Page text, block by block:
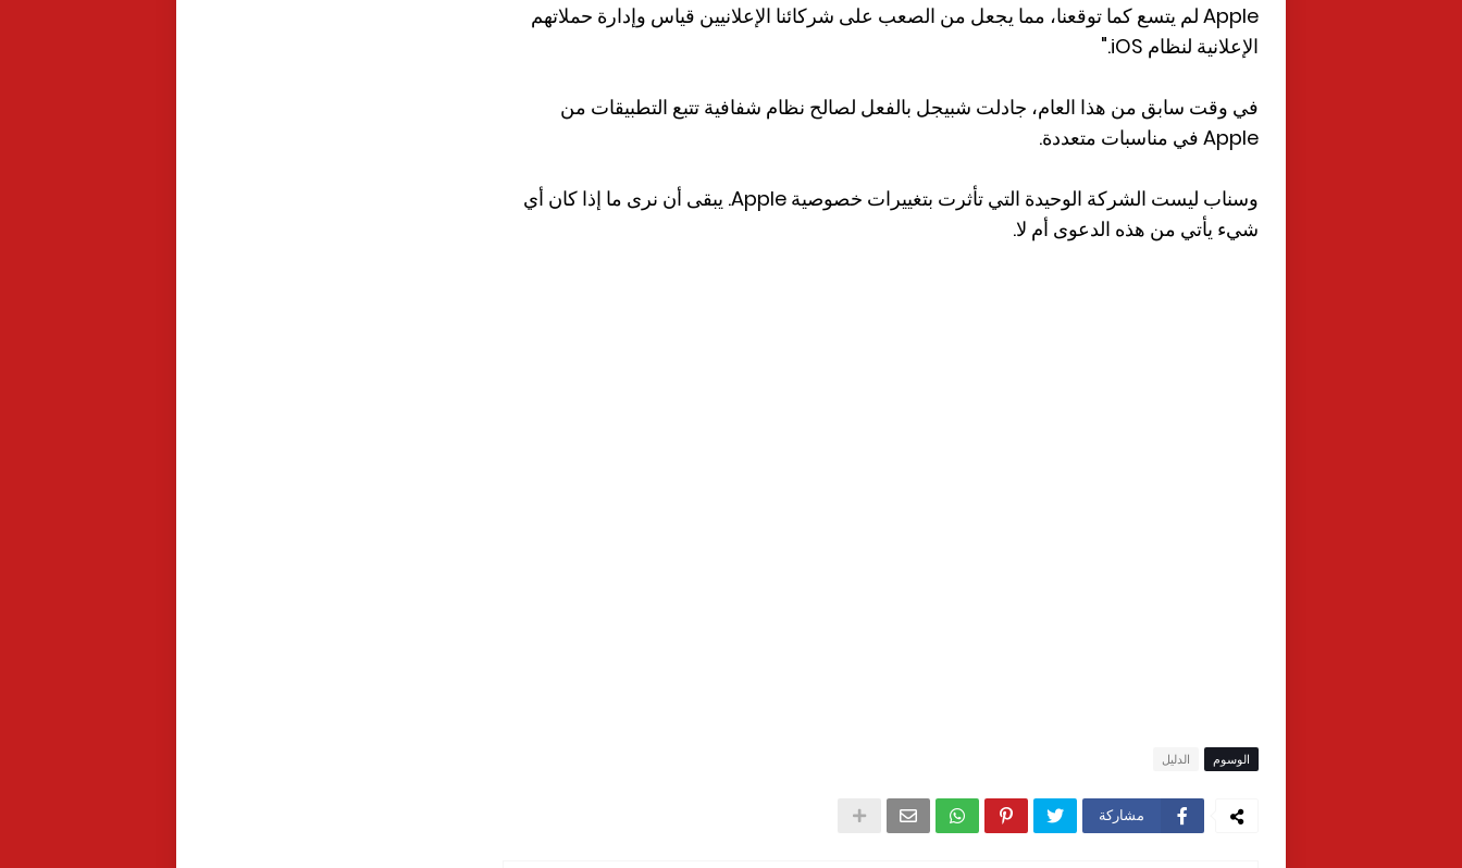
Apple لم يتسع كما توقعنا، مما يجعل من الصعب على شركائنا الإعلانيين قياس وإدارة حملاتهم
الإعلانية لنظام iOS."
في وقت سابق من هذا العام، جادلت شبيجل بالفعل لصالح نظام شفافية تتبع التطبيقات من
Apple في مناسبات متعددة.
وسناب ليست الشركة الوحيدة التي تأثرت بتغييرات خصوصية Apple. يبقى أن نرى ما إذا كان أي
شيء يأتي من هذه الدعوى أم لا.
الوسوم الدليل
مشاركة